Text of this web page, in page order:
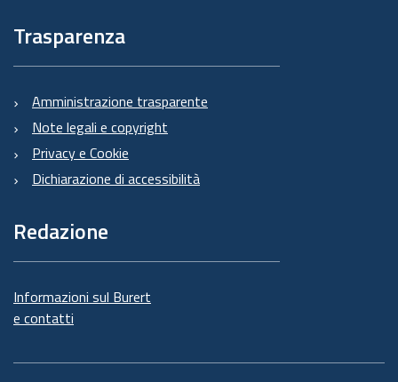
Trasparenza
Amministrazione trasparente
Note legali e copyright
Privacy e Cookie
Dichiarazione di accessibilità
Redazione
Informazioni sul Burert
e contatti